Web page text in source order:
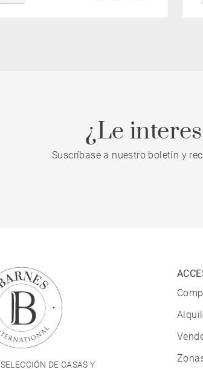
¿Le
Suscríbase a nuestro boletín y
DE CASAS Y